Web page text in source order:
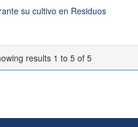
su cultivo en Residuos
results 1 to 5 of 5